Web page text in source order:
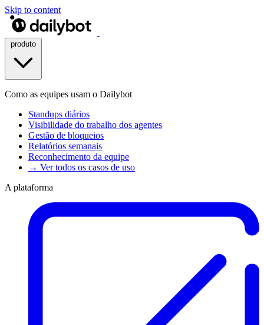
Skip to content
Como as equipes usam o Dailybot
Standups diários
Visibilidade do trabalho dos agentes
Gestão de bloqueios
Relatórios semanais
Reconhecimento da equipe
→ Ver todos os casos de uso
A plataforma